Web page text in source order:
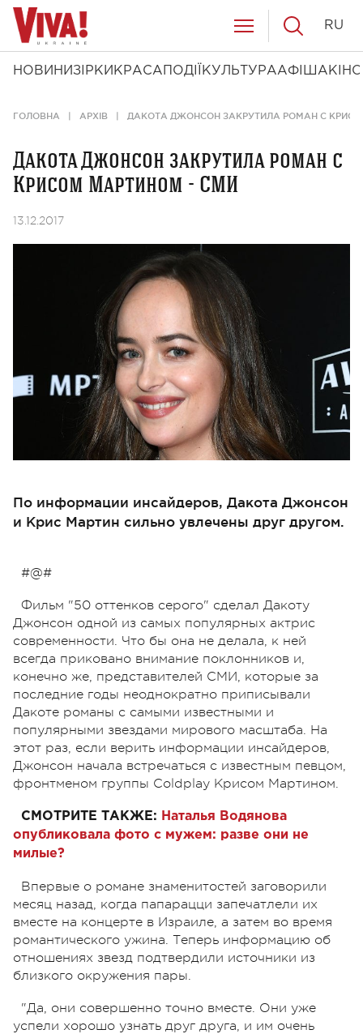
НОВИНИ ЗІРКИ КРАСА ПОДІЇ КУЛЬТУРААФІША КІНО
RU
ГОЛОВНА АРХІВ ДАКОТА ДЖОНСОН ЗАКРУТИЛА РОМАН С
Дакота Джонсон закрутила роман с
Крисом Мартином - СМИ
13.12.2017
По информации инсайдеров, Дакота Джонсон
и Крис Мартин сильно увлечены друг другом.
#@#
Фильм "50 оттенков серого" сделал Дакоту
Джонсон одной из самых популярных актрис
современности. Что бы она не делала, к ней
всегда приковано внимание поклонников и,
конечно же, представителей СМИ, которые за
последние годы неоднократно приписывали
Дакоте романы с самыми известными и
популярными звездами мирового масштаба. На
этот раз, если верить информации инсайдеров,
Джонсон начала встречаться с известным певцом,
фронтменом группы Coldplay Крисом Мартином.
СМОТРИТЕ ТАКЖЕ: Наталья Водянова
опубликовала фото с мужем: разве они не
милые?
Впервые о романе знаменитостей заговорили
месяц назад, когда папарацци запечатлели их
вместе на концерте в Израиле, а затем во время
романтического ужина. Теперь информацию об
отношениях звезд подтвердили источники из
близкого окружения пары.
"Да, они совершенно точно вместе. Они уже
успели хорошо узнать друг друга, и им очень